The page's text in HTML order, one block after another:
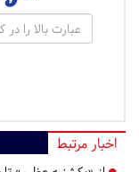
اخبار مرتبط